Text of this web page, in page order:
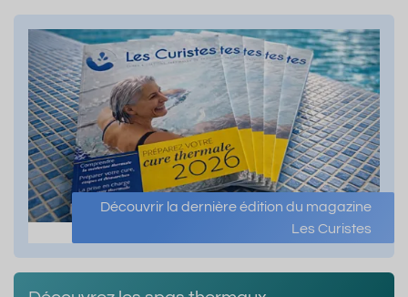
Découvrir la dernière édition du magazine
Les Curistes